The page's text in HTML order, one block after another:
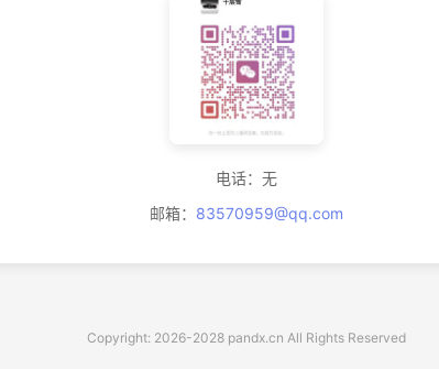
电话：无
邮箱： 83570959@qq.com
Copyright: 2026-2028 pandx.cn All Rights Reserved